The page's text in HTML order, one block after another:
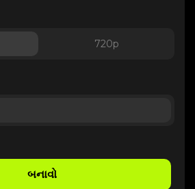
720p
બનાવો